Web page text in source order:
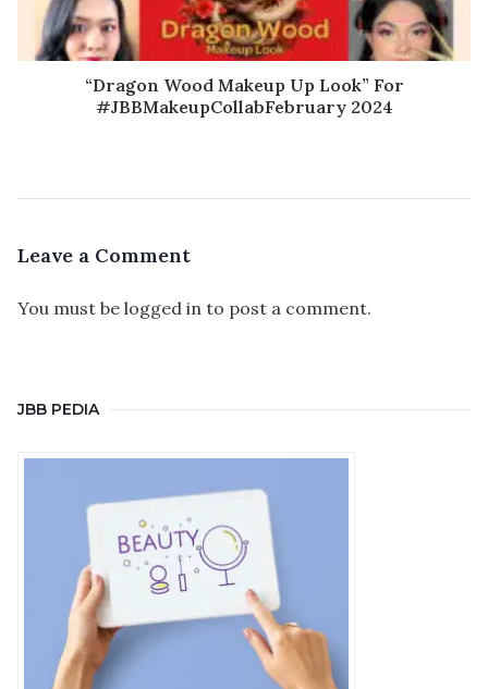
“Dragon Wood Makeup Up Look” For
#JBBMakeupCollabFebruary 2024
Leave a Comment
You must be logged in to post a comment.
JBB PEDIA